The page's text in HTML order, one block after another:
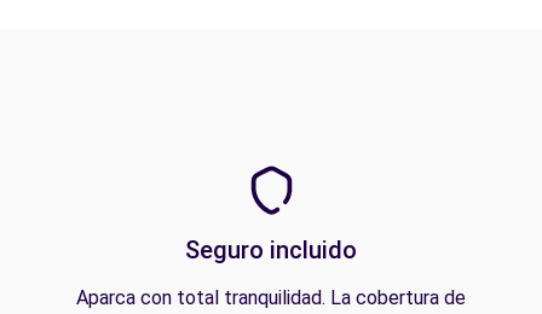
Seguro incluido
Aparca con total tranquilidad. La cobertura de